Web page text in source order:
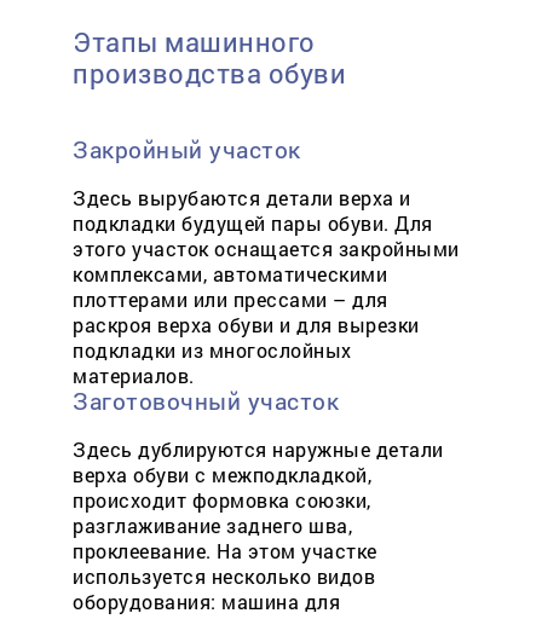
Этапы машинного
производства обуви
Закройный участок
Здесь вырубаются детали верха и
подкладки будущей пары обуви. Для
этого участок оснащается закройными
комплексами, автоматическими
плоттерами или прессами – для
раскроя верха обуви и для вырезки
подкладки из многослойных
материалов.
Заготовочный участок
Здесь дублируются наружные детали
верха обуви с межподкладкой,
происходит формовка союзки,
разглаживание заднего шва,
проклеевание. На этом участке
используется несколько видов
оборудования: машина для